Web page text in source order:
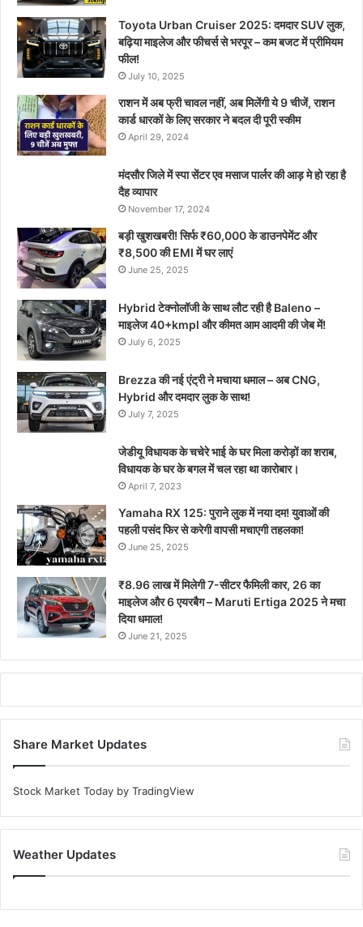
Toyota Urban Cruiser 2025: दमदार SUV लुक,
बढ़िया माइलेज और फीचर्स से भरपूर – कम बजट में प्रीमियम
फील!
July 10, 2025
राशन में अब फ्री चावल नहीं, अब मिलेंगी ये 9 चीजें, राशन
कार्ड धारकों के लिए सरकार ने बदल दी पूरी स्कीम
April 29, 2024
मंदसौर जिले में स्पा सेंटर एव मसाज पार्लर की आड़ मे हो रहा है
दैह व्यापार
November 17, 2024
बड़ी खुशखबरी! सिर्फ ₹60,000 के डाउनपेमेंट और
₹8,500 की EMI में घर लाएं
June 25, 2025
Hybrid टेक्नोलॉजी के साथ लौट रही है Baleno –
माइलेज 40+kmpl और कीमत आम आदमी की जेब में!
July 6, 2025
Brezza की नई एंट्री ने मचाया धमाल – अब CNG,
Hybrid और दमदार लुक के साथ!
July 7, 2025
जेडीयू विधायक के चचेरे भाई के घर मिला करोड़ों का शराब,
विधायक के घर के बगल में चल रहा था कारोबार।
April 7, 2023
Yamaha RX 125: पुराने लुक में नया दम! युवाओं की
पहली पसंद फिर से करेगी वापसी मचाएगी तहलका!
June 25, 2025
₹8.96 लाख में मिलेगी 7-सीटर फैमिली कार, 26 का
माइलेज और 6 एयरबैग – Maruti Ertiga 2025 ने मचा
दिया धमाल!
June 21, 2025
Share Market Updates
Stock Market Today by TradingView
Weather Updates